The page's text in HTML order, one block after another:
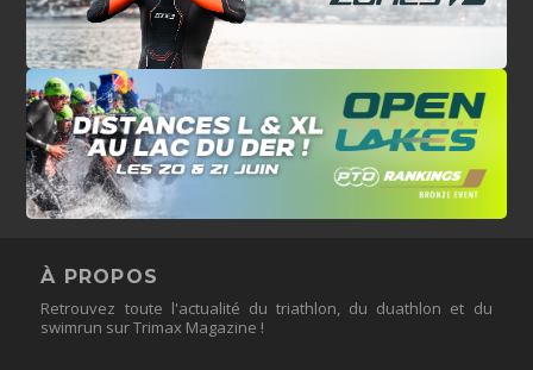
À PROPOS
Retrouvez toute l'actualité du triathlon, du duathlon et du
swimrun sur Trimax Magazine !